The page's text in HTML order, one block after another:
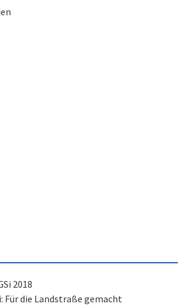
Für die Landstraße gemacht